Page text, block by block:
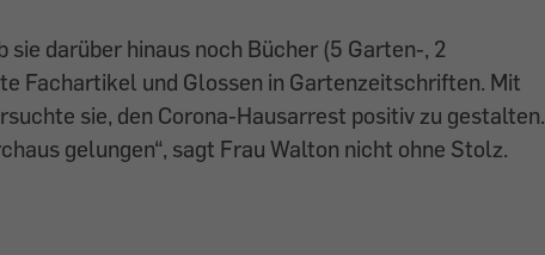
sie darüber hinaus noch Bücher (5 Garten-, 2
Fachartikel und Glossen in Gartenzeitschriften. Mit
sie, den Corona-Hausarrest positiv zu gestalten.
gelungen“, sagt Frau Walton nicht ohne Stolz.